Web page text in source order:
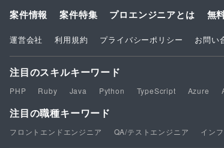
案件情報 案件特集 プロエンジニアとは 無
運営会社 利用規約 プライバシーポリシー お問い
注目のスキルキーワード
PHP Ruby Java Python TypeScript Azure
注目の職種キーワード
フロントエンドエンジニア QA/テストエンジニア イン